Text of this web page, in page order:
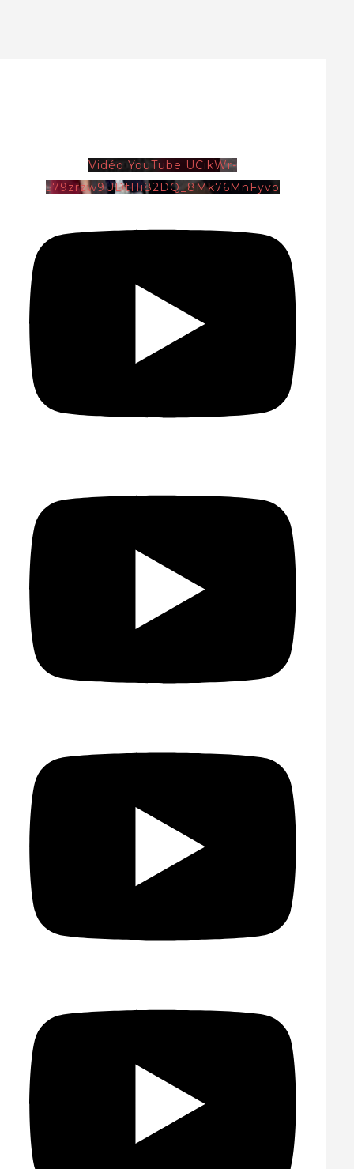
Vidéo YouTube UCikWr-
579zrzw9UDtHi82DQ_8Mk76MnFyvo